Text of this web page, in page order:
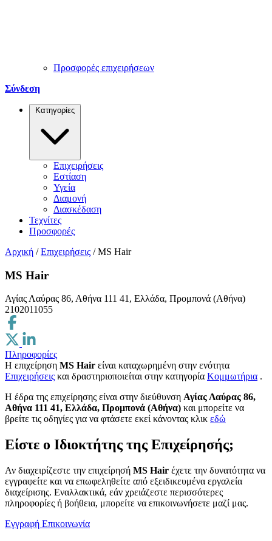
Προσφορές επιχειρήσεων
Σύνδεση
Κατηγορίες
Επιχειρήσεις
Εστίαση
Υγεία
Διαμονή
Διασκέδαση
Τεχνίτες
Προσφορές
Αρχική / Επιχειρήσεις / MS Hair
MS Hair
Αγίας Λαύρας 86, Αθήνα 111 41, Ελλάδα, Προμπονά (Αθήνα)
2102011055
Πληροφορίες
Η επιχείρηση MS Hair είναι καταχωρημένη στην ενότητα
Επιχειρήσεις και δραστηριοποιείται στην κατηγορία Κομμωτήρια .
H έδρα της επιχείρησης είναι στην διεύθυνση Αγίας Λαύρας 86,
Αθήνα 111 41, Ελλάδα, Προμπονά (Αθήνα) και μπορείτε να
βρείτε τις οδηγίες για να φτάσετε εκεί κάνοντας κλικ εδώ
Είστε ο Ιδιοκτήτης της Επιχείρησής;
Αν διαχειρίζεστε την επιχείρησή MS Hair έχετε την δυνατότητα να
εγγραφείτε και να επωφεληθείτε από εξειδικευμένα εργαλεία
διαχείρισης. Εναλλακτικά, εάν χρειάζεστε περισσότερες
πληροφορίες ή βοήθεια, μπορείτε να επικοινωνήσετε μαζί μας.
Εγγραφή Επικοινωνία